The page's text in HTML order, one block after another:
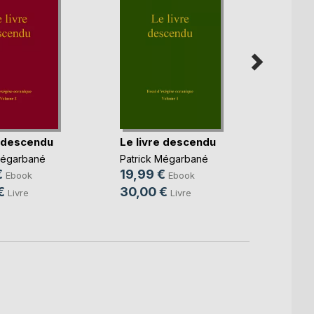
Ebook
Livre
Le livre descendu
Patrick Mégarbané
19,99 € Ebook
30,00 € Livre